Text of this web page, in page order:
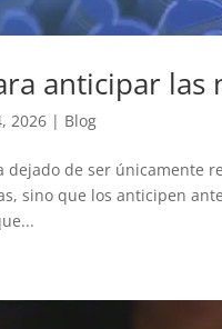
anticipar las
2026 | Blog
de ser únicamente
sino que los anticipen